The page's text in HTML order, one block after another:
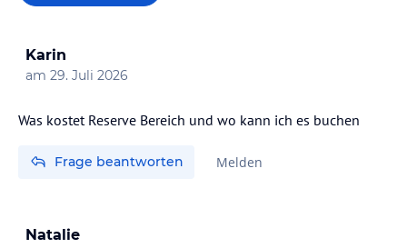
Karin
am 29. Juli 2026
Was kostet Reserve Bereich und wo kann ich es buchen
Frage beantworten Melden
Natalie